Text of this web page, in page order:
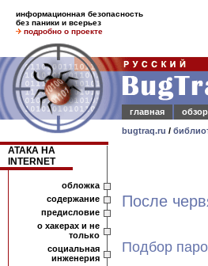
информационная безопасность
без паники и всерьез
подробно о проекте
главная
обзор
bugtraq.ru /
АТАКА НА
INTERNET
обложка
содержание
предисловие
о хакерах и не
только
социальная
инженерия
После
Подбор